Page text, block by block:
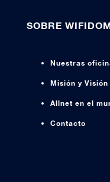
SOBRE
Nuestras
Misión y Visión
Allnet en el
Contacto